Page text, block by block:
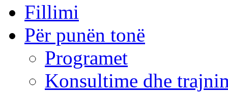
Fillimi
Për punën tonë
Programet
Konsultime dhe